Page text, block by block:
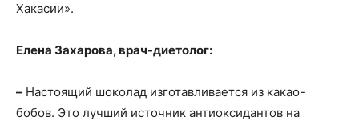
Хакасии».
Елена Захарова, врач-диетолог:
– Настоящий шоколад изготавливается из какао-
бобов. Это лучший источник антиоксидантов на